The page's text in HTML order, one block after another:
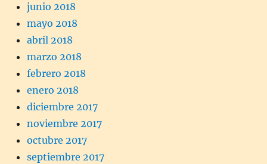
junio 2018
mayo 2018
abril 2018
marzo 2018
febrero 2018
enero 2018
diciembre 2017
noviembre 2017
octubre 2017
septiembre 2017